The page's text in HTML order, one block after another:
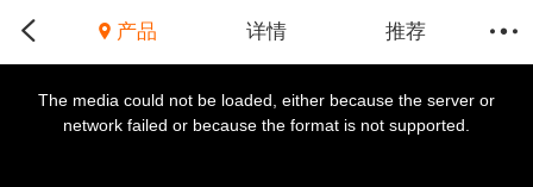
产品 详情 推荐
The media could not be loaded, either because the server or
network failed or because the format is not supported.